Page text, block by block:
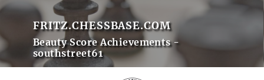
FRITZ.CHESSBASE.COM
Beauty Score Achievements -
southstreet61